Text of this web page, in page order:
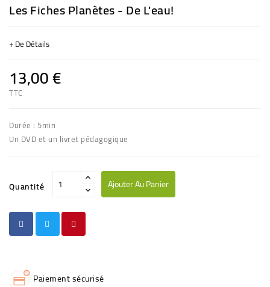
Les Fiches Planètes - De L'eau!
+ De Détails
13,00 €
TTC
Durée : 5min
Un DVD et un livret pédagogique
Quantité Ajouter Au Panier
Paiement sécurisé